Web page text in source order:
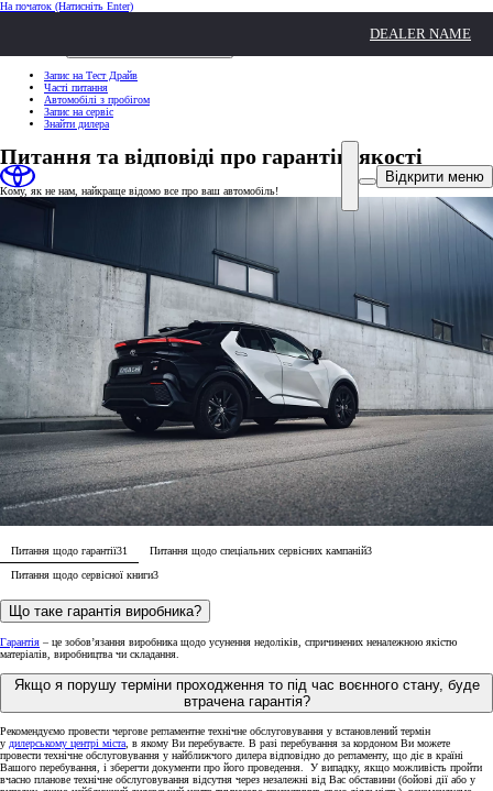
На початок (Натисніть Enter)
DEALER NAME
Запис на Тест Драйв
Часті питання
Автомобілі з пробігом
Запис на сервіс
Знайти дилера
Відкрити меню
Питання та відповіді про гарантію якості
Кому, як не нам, найкраще відомо все про ваш автомобіль!
Питання щодо гарантії31 Питання щодо спеціальних сервісних кампаній3
Питання щодо сервісної книги3
Що таке гарантія виробника?
Гарантія – це зобов’язання виробника щодо усунення недоліків, спричинених неналежною якістю
матеріалів, виробництва чи складання.
Якщо я порушу терміни проходження то під час воєнного стану, буде
втрачена гарантія?
Рекомендуємо провести чергове регламентне технічне обслуговування у встановлений термін
у дилерському центрі міста, в якому Ви перебуваєте. В разі перебування за кордоном Ви можете
провести технічне обслуговування у найближчого дилера відповідно до регламенту, що діє в країні
Вашого перебування, і зберегти документи про його проведення. У випадку, якщо можливість пройти
вчасно планове технічне обслуговування відсутня через незалежні від Вас обставини (бойові дії або у